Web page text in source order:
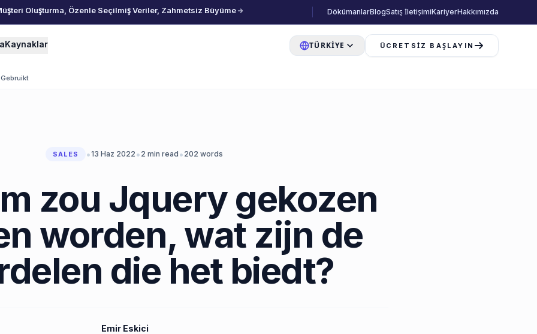
Oluşturma, Özenle Seçilmiş Veriler, Zahmetsiz Büyüme DökümanlarBlogSatış İletişimiKariyerHakkımızda
Kaynaklar TÜRKIYE ÜCRETSIZ BAŞLAYIN
SALES •13 Haz 2022 • 2 min read • 202 words
zou Jquery gekozen
worden, wat zijn de
die het biedt?
Emir Eskici